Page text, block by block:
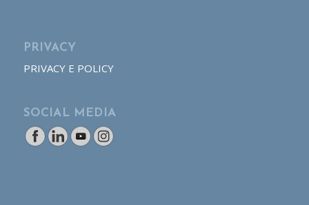
PRIVACY
PRIVACY E POLICY
SOCIAL MEDIA